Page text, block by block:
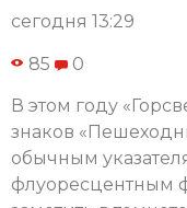
сегодня 13:29
85 0
В этом году
знаков
обычным
флуоресцентным